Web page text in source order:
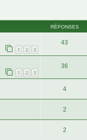
RÉPONSES
1 2 3
43
1 2 3
36
4
2
2